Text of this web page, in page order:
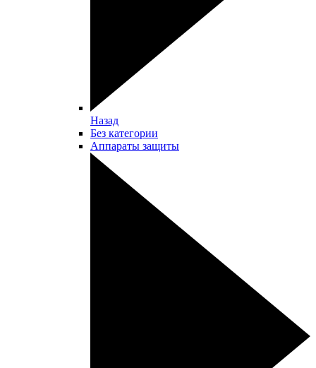
Назад
Без категории
Аппараты защиты